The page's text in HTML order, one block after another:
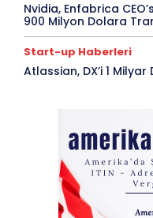
Nvidia, Enfabrica
900 Milyon Dolara
Start-up Haberleri
Atlassian, DX’i 1